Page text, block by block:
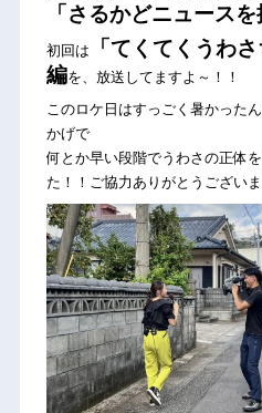
「さるかどニュースを
初回は 「てくてくうわさ
編を、放送してますよ～！！
このロケ日はすっごく暑かった
かげで
何とか早い段階でうわさの正体
た！！ご協力ありがとうござい